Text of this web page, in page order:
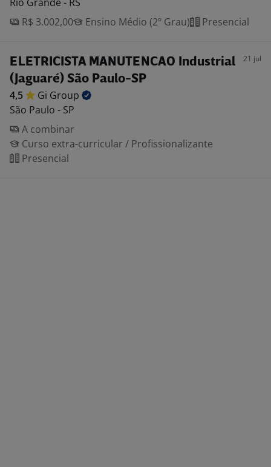
R$ 3.002,00
Ensino Médio (2º Grau) Presencial
ELETRICISTA MANUTENCAO Industrial
(Jaguaré) São Paulo-SP
21 jul
4,5 Gi Group
São Paulo - SP
A combinar
Curso extra-curricular / Profissionalizante
Presencial